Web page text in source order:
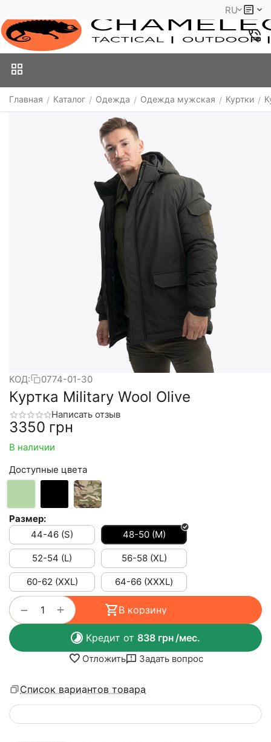
RU
Главная / Каталог / Одежда / Одежда мужская / Куртки /
КОД: 0774-01-30
Куртка Military Wool Olive
Написать отзыв
‍3350‍ грн
В наличии
Доступные цвета
Размер:
44-46 (S)
48-50 (M)
52-54 (L) 56-58 (XL)
60-62 (XXL) 64-66 (ХХХL)
+
− В корзину
Кредит от 838 грн/мес.
Отложить Задать вопрос
Список вариантов товара